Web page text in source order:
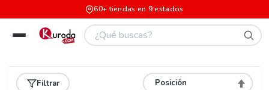
60+ tiendas en 9 estados
Filtrar Asignar